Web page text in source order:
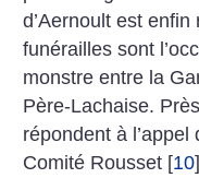
d’Aernoult est
funérailles sont
monstre entre la
Père-Lachaise.
répondent à
Comité Rousset [10]